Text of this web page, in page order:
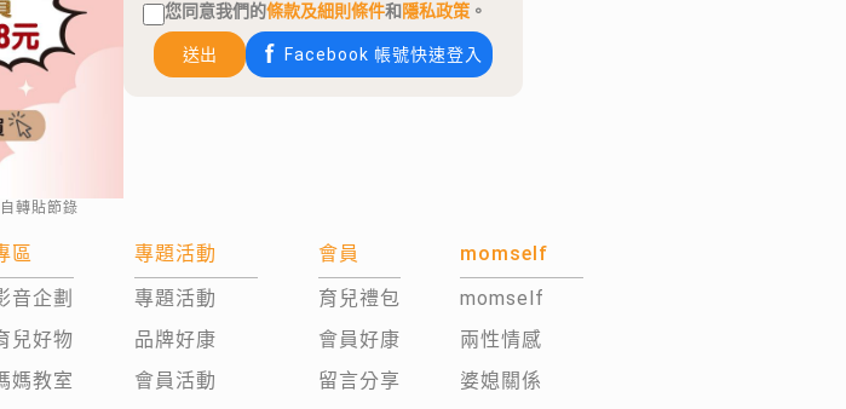
轉貼節錄
您同意我們的條款及細則條件和隱私政策 。
送出 Facebook 帳號快速登入
區
音企劃
兒好物
媽教室
專題活動
專題活動
品牌好康
會員活動
會員
育兒禮包
會員好康
留言分享
momself
momself
兩性情感
婆媳關係